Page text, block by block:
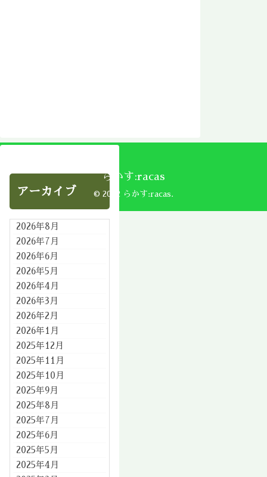
アーカイブ
2026年8月
2026年7月
2026年6月
2026年5月
2026年4月
2026年3月
2026年2月
2026年1月
2025年12月
2025年11月
2025年10月
2025年9月
2025年8月
2025年7月
2025年6月
2025年5月
2025年4月
らかす:racas
© 2002 らかす:racas.